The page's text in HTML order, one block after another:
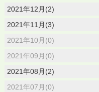
2021年12月(2)
2021年11月(3)
2021年10月(0)
2021年09月(0)
2021年08月(2)
2021年07月(0)